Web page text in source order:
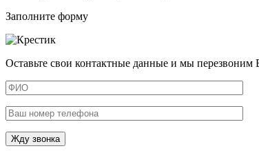
Заполните форму
Оставьте свои контактные данные и мы